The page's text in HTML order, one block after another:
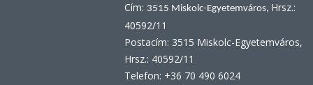
Cím: 3515 Miskolc-Egyetemváros, Hrsz.:
40592/11
Postacím: 3515 Miskolc-Egyetemváros,
Hrsz.: 40592/11
Telefon: +36 70 490 6024